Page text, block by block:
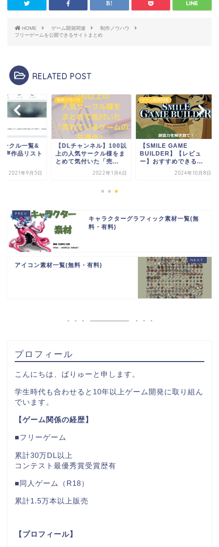
HOME ゲーム開発関連
制作ノウハウ
フリーゲームを公開できるサイトまとめ
RELATED POST
ウハウ
チャンネル】100以
人気サークル様をま
2022年1月6日
ゲーム開発関連
【SMILE GAME
BUILDER】【レビュ
ー】おすすめできる...
2024年10月8日
ゲーム開発関連
同人音声サークル一
各DLsite音声作品リ
2021年9
キャラクターグラフィック素材一覧(無
料・有料)
アイコン素材一覧(無料・有料)
プロフィール
こんにちは、ばりゅーと申します。
学生時代も合わせると10年以上ゲーム開発に取り組ん
でいます。
【ゲーム関係の経歴】
■フリーゲーム
累計30万DL以上
コンテスト最優秀賞受賞歴有
■同人ゲーム（R18）
累計1.5万本以上販売
【プロフィール】